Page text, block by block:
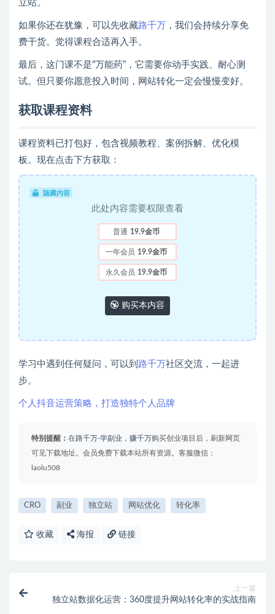
立站。
如果你还在犹豫，可以先收藏路千万 ，我们会持续分享免
费干货。觉得课程合适再入手。
最后，这门课不是“万能药”，它需要你动手实践、耐心测
试。但只要你愿意投入时间，网站转化一定会慢慢变好。
获取课程资料
课程资料已打包好，包含视频教程、案例拆解、优化模
板。现在点击下方获取：
隐藏内容
此处内容需要权限查看
普通 19.9金币
一年会员 19.9金币
永久会员 19.9金币
购买本内容
学习中遇到任何疑问，可以到 路千万社区交流，一起进
步。
个人抖音运营策略，打造独特个人品牌
特别提醒： 在路千万-学副业，赚千万购买创业项目后，刷新网页
可见下载地址。会员免费下载本站所有资源。客服微信：
laolu508
CRO 副业 独立站 网站优化 转化率
收藏 海报 链接
上一篇
独立站数据化运营：360度提升网站转化率的实战指南